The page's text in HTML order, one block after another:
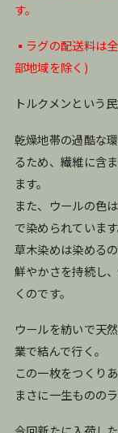
す。
▪️ラグの配送料は
部地域を除く)
トルクメンという
乾燥地帯の過酷な
るため、繊維に含
ます。
また、ウールの色
で染められています
草木染めは染める
鮮やかさを持続し
くのです。
ウールを紡いで天
業で結んで行く。
この一枚をつくり
まさに一生もののラ